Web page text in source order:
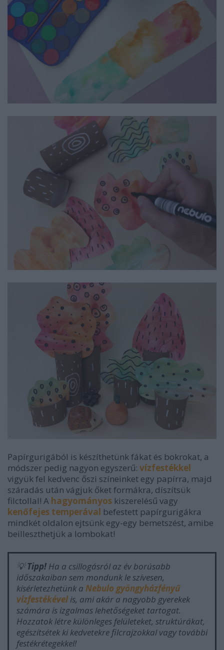
Papírgurigából is készíthetünk fákat és bokrokat, a
módszer pedig nagyon egyszerű: vízfestékkel
vigyük fel kedvenc őszi színeinket egy papírra, majd
száradás után vágjuk őket formákra, díszítsük
filctollal! A hagyományos kiszerelésű vagy
kenőfejes temperával befestett papírgurigákra
mindkét oldalon ejtsünk egy-egy bemetszést, amibe
beilleszthetjük a lombokat!
💡Tipp! Ha a csillogásról az év borúsabb
időszakaiban sem mondunk le szívesen,
kísérletezhetünk a Nebulo gyöngyházfényű
vízfestékévelis, ami akár a nagyobb gyerekek
számára is izgalmas lehetőségeket tartogat.
Hozzatok létre különleges felületeket, struktúrákat,
egészítsétek ki kedvetekre filcrajzokkal vagy további
festékrétegekkel!